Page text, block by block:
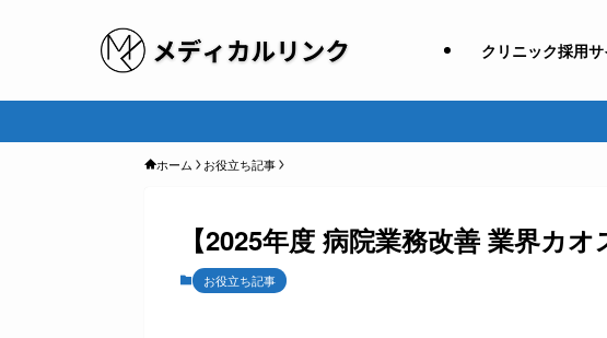
クリニック採用
ホーム お役立ち記事
【2025年度 病院業務改善 業界カ
お役立ち記事